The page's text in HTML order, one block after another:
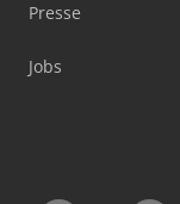
Presse
Jobs